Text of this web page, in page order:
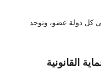
كل دولة عضو، وتوحد
القانونية